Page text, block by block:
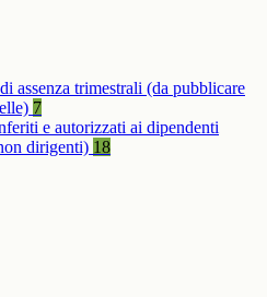
assenza trimestrali (da pubblicare
7
e autorizzati ai dipendenti
dirigenti) 18